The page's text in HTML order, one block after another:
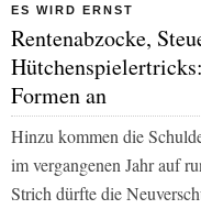
ES WIRD ERNST
Rentenabzocke,
Formen an
Hinzu kommen die
im vergangenen Jahr auf
Strich dürfte die